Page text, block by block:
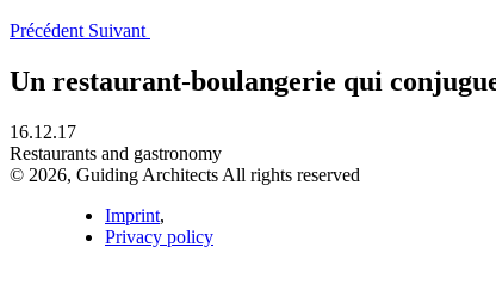
Précédent Suivant
Un restaurant-boulangerie qui
16.12.17
Restaurants and gastronomy
© 2026, Guiding Architects All rights reserved
Imprint,
Privacy policy